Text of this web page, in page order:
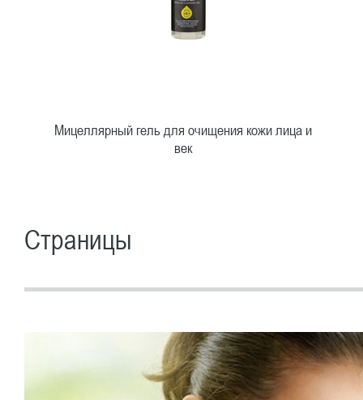
Быстрый просмотр
Мицеллярный гель для очищения кожи лица и
век
Страницы